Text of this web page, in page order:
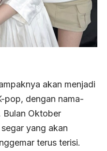
akan menjadi
pop, dengan nama-
Bulan Oktober
yang akan
terus terisi.